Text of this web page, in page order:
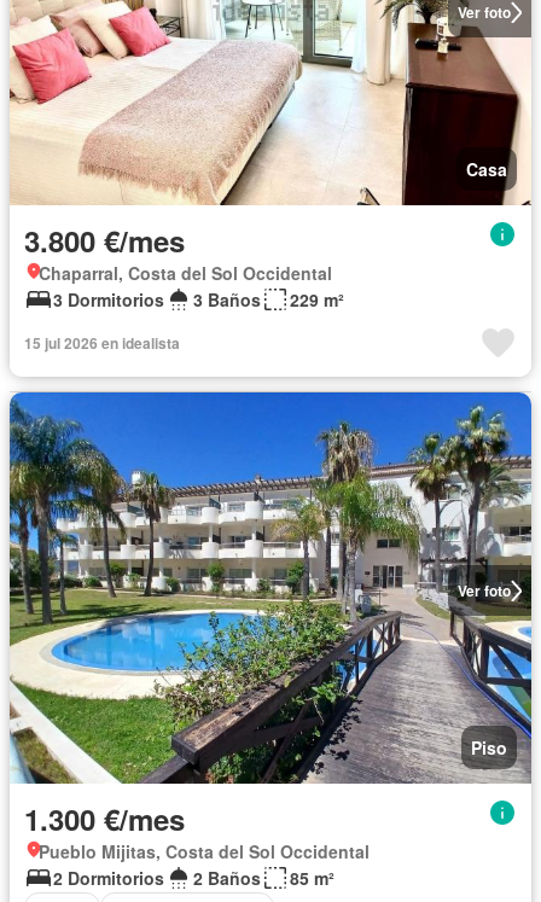
Ver foto
Casa
3.800 €/mes
Chaparral, Costa del Sol Occidental
3 Dormitorios
3 Baños 229 m²
15 jul 2026 en idealista
Ver foto
Piso
1.300 €/mes
Pueblo Mijitas, Costa del Sol Occidental
2 Dormitorios
2 Baños
85 m²